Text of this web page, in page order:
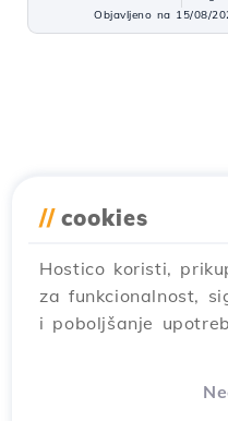
Objavljeno na 15/08/
// cookies
Hostico koristi,
za funkcionalnost,
i poboljšanje